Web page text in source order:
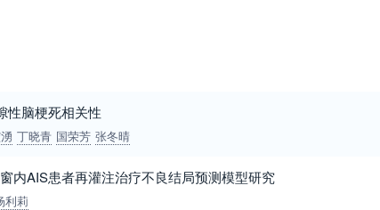
性脑梗死相关性
丁晓青 国荣芳 张冬晴
内AIS患者再灌注治疗不良结局预测模型研究
利莉